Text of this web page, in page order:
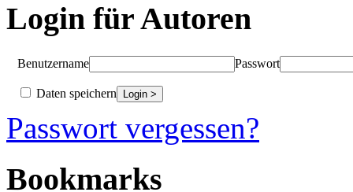
Login für Autoren
Benutzername Passwort
Daten speichern
Passwort vergessen?
Bookmarks